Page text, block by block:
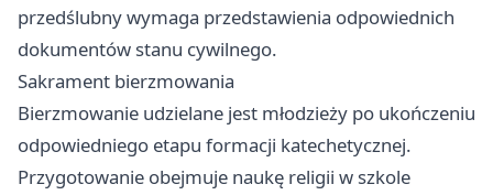
przedślubny wymaga przedstawienia odpowiednich
dokumentów stanu cywilnego.
Sakrament bierzmowania
Bierzmowanie udzielane jest młodzieży po ukończeniu
odpowiedniego etapu formacji katechetycznej.
Przygotowanie obejmuje naukę religii w szkole